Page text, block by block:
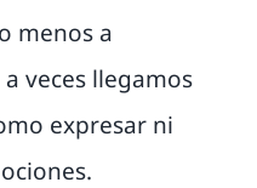
menos a
veces llegamos
expresar ni